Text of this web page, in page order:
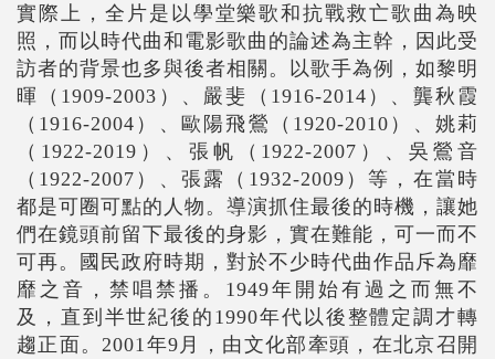
實際上，全片是以學堂樂歌和抗戰救亡歌曲為映
照，而以時代曲和電影歌曲的論述為主幹，因此受
訪者的背景也多與後者相關。以歌手為例，如黎明
暉（1909-2003）、嚴斐（1916-2014）、龔秋霞
（1916-2004）、歐陽飛鶯（1920-2010）、姚莉
（1922-2019）、張帆（1922-2007）、吳鶯音
（1922-2007）、張露（1932-2009）等，在當時
都是可圈可點的人物。導演抓住最後的時機，讓她
們在鏡頭前留下最後的身影，實在難能，可一而不
可再。國民政府時期，對於不少時代曲作品斥為靡
靡之音，禁唱禁播。1949年開始有過之而無不
及，直到半世紀後的1990年代以後整體定調才轉
趨正面。2001年9月，由文化部牽頭，在北京召開